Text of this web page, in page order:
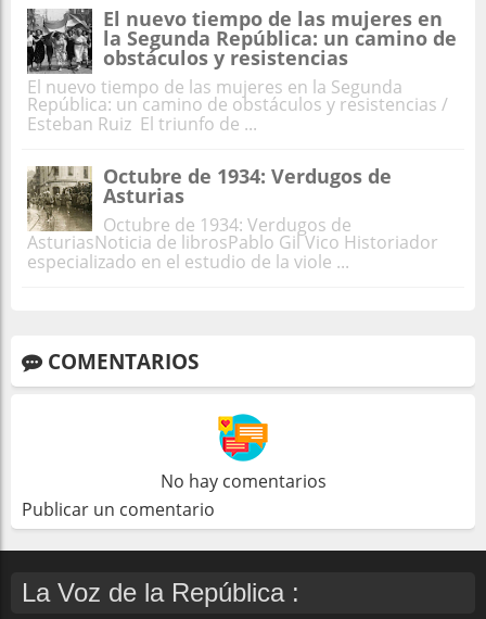
El nuevo tiempo de las mujeres en
la Segunda República: un camino de
obstáculos y resistencias
El nuevo tiempo de las mujeres en la Segunda
República: un camino de obstáculos y resistencias /
Esteban Ruiz El triunfo de ...
Octubre de 1934: Verdugos de
Asturias
Octubre de 1934: Verdugos de
AsturiasNoticia de librosPablo Gil Vico Historiador
especializado en el estudio de la viole ...
COMENTARIOS
No hay comentarios
Publicar un comentario
La Voz de la República :